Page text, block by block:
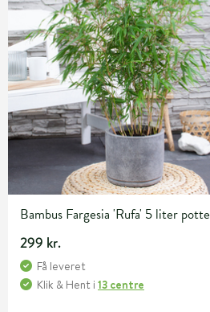
Bambus Fargesia 'Rufa' 5 liter potte
299 kr.
Få leveret
Klik & Hent i 13 centre